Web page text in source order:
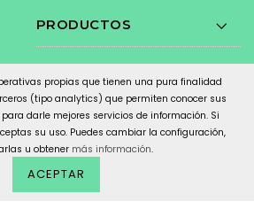
PRODUCTOS
NOSOTROS
SÍGUENOS
AVISO LEGAL
propias que tienen una pura finalidad
(tipo analytics) que permiten conocer sus
darle mejores servicios de información. Si
su uso. Puedes cambiar la configuración,
u obtener más información.
ACEPTAR